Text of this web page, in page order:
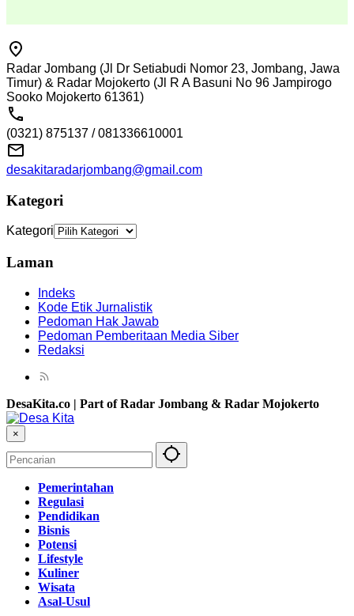
Radar Jombang (Jl Dr Setiabudi Nomor 23, Jombang, Jawa
Timur) & Radar Mojokerto (Jl R A Basuni No 96 Jampirogo
Sooko Mojokerto 61361)
(0321) 875137 / 081336610001
desakitaradarjombang@gmail.com
Kategori
Kategori
Laman
Indeks
Kode Etik Jurnalistik
Pedoman Hak Jawab
Pedoman Pemberitaan Media Siber
Redaksi
DesaKita.co | Part of Radar Jombang & Radar Mojokerto
×
Pemerintahan
Regulasi
Pendidikan
Bisnis
Potensi
Lifestyle
Kuliner
Wisata
Asal-Usul